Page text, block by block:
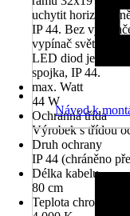
uchytit
IP 44. Bez
vypínač světel v
LED diod je až 50
spojka, IP 44.
max. Watt
44 W
Ochranná třída
Výrobek s třídou
Druh ochrany
IP 44 (chráněno
Délka kabelu
80 cm
Teplota
Návod k